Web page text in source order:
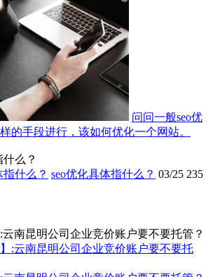
问问一般seo优
的手段进行，该如何优化一个网站。
什么？
seo优化具体指什么？ 03/25 235
:云南昆明公司企业竞价账户要不要托管？